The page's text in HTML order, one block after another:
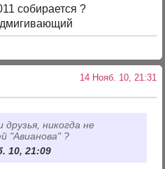
собирается ?
14 Нояб. 10, 21:31
никогда не
"Авианова" ?
10, 21:09